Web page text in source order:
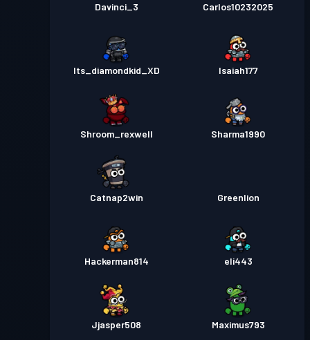
Davinci_3 Carlos10232025
Its_diamondkid_XD Isaiah177
Shroom_rexwell Sharma1990
Catnap2win Greenlion
Hackerman814 eli443
Jjasper508 Maximus793